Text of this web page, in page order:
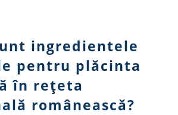
ingredientele
pentru plăcinta
în rețeta
românească?